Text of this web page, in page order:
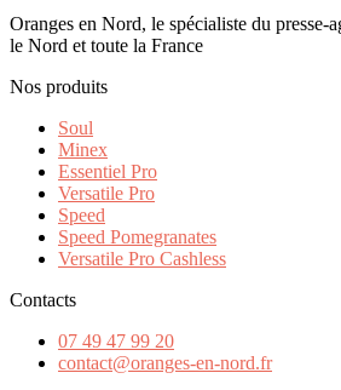
Oranges en Nord, le spécialiste du
le Nord et toute la France
Nos produits
Soul
Minex
Essentiel Pro
Versatile Pro
Speed
Speed Pomegranates
Versatile Pro Cashless
Contacts
07 49 47 99 20
contact@oranges-en-nord.fr